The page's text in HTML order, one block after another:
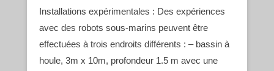
Installations expérimentales : Des expériences
avec des robots sous-marins peuvent être
effectuées à trois endroits différents : – bassin à
houle, 3m x 10m, profondeur 1.5 m avec une